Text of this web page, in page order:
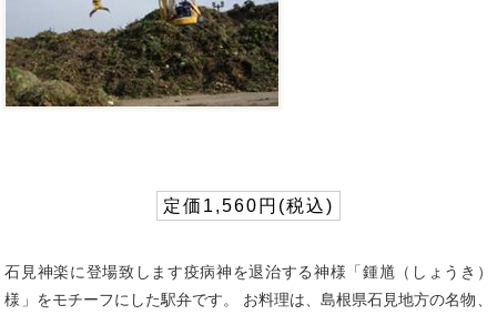
定価1,560円(税込)
石見神楽に登場致します疫病神を退治する神様「鍾馗（しょうき）
様」をモチーフにした駅弁です。 お料理は、島根県石見地方の名物、